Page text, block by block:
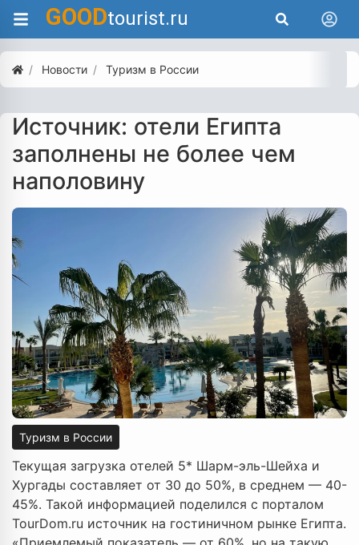
GOODtourist.ru
Новости Туризм в России
Источник: отели Египта
заполнены не более чем
наполовину
Туризм в России
Текущая загрузка отелей 5* Шарм-эль-Шейха и
Хургады составляет от 30 до 50%, в среднем — 40-
45%. Такой информацией поделился с порталом
TourDom.ru источник на гостиничном рынке Египта.